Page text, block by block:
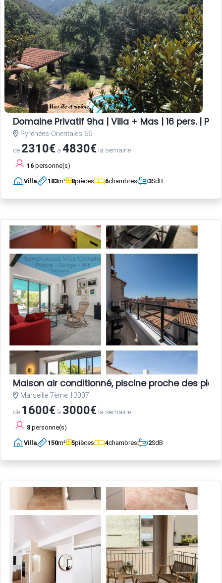
Domaine Privatif 9ha | Villa + Mas | 16 pers. |
Pyrénées-Orientales 66
de 2310€ à 4830€ la semaine
16 personne(s)
Villa 183m² 8pièces 6chambres 3SdB
Maison air conditionné, piscine proche des
Marseille 7ème 13007
de 1600€ à 3000€ la semaine
8 personne(s)
Villa 150m² 5pièces 4chambres 2SdB